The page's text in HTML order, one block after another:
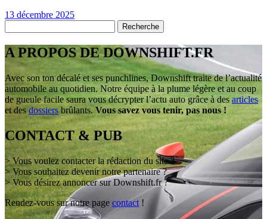
13 décembre 2025
A PROPOS DE DOWNSHIFT.FR
Avec son ton décalé et ses punchlines, Downshift traite de l’actualité
automobile au quotidien. Notre équipe à la plume légère et au coup
de gueule facile saura vous décrypter l’actu auto grâce à des articles
et des dossiers brûlants. Vous savez vous tenir, pas nous !
CONTACT & PUB
> Vous voulez contacter la rédaction du site ?
> Vous souhaitez devenir notre partenaire ?
> Vous désirez annoncer sur Downshift.fr ?
Rendez-vous sur notre page contact !